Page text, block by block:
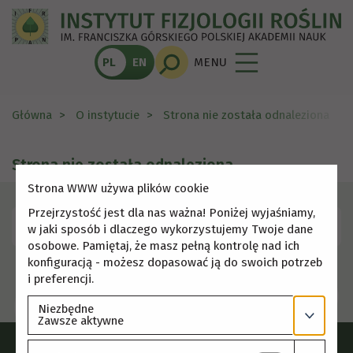
PL EN MENU
Główna O instytucie Strona nie została odnaleziona
Strona nie została odnaleziona
Skorzystaj z menu, aby wybrać inną stronę.
Strona WWW używa plików cookie
Przejrzystość jest dla nas ważna! Poniżej wyjaśniamy,
w jaki sposób i dlaczego wykorzystujemy Twoje dane
osobowe. Pamiętaj, że masz pełną kontrolę nad ich
konfiguracją - możesz dopasować ją do swoich potrzeb
i preferencji.
Niezbędne
Zawsze aktywne